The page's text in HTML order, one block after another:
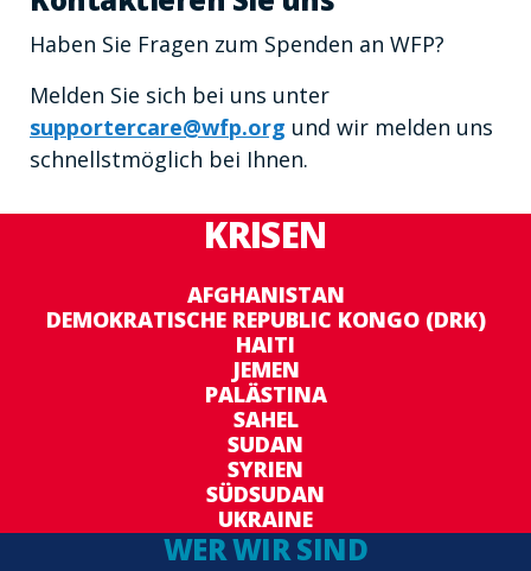
Haben Sie Fragen zum Spenden an WFP?
Melden Sie sich bei uns unter
supportercare@wfp.org und wir melden uns
schnellstmöglich bei Ihnen.
KRISEN
AFGHANISTAN
DEMOKRATISCHE REPUBLIC KONGO (DRK)
HAITI
JEMEN
PALÄSTINA
SAHEL
SUDAN
SYRIEN
SÜDSUDAN
UKRAINE
WER WIR SIND